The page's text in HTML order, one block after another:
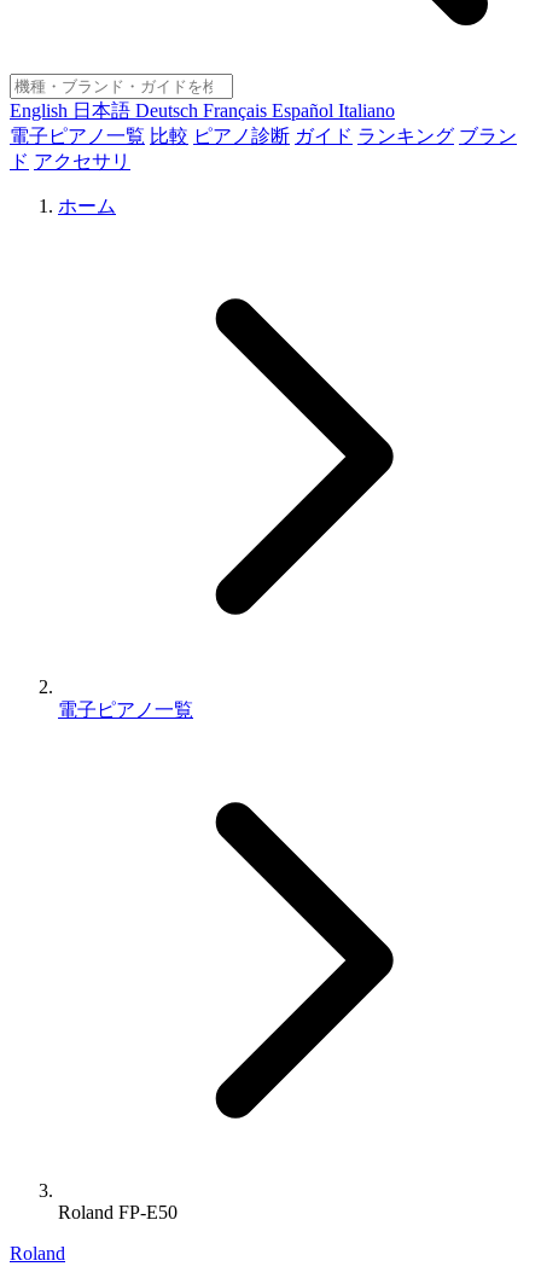
English 日本語 Deutsch Français Español Italiano
電子ピアノ一覧 比較 ピアノ診断 ガイド ランキング ブラン
ド アクセサリ
ホーム
電子ピアノ一覧
Roland FP-E50
Roland